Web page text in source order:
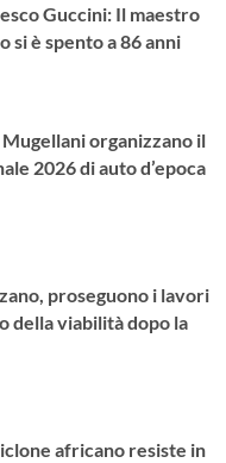
Guccini: Il maestro
si è spento a 86 anni
organizzano il
2026 di auto d’epoca
proseguono i lavori
della viabilità dopo la
africano resiste in